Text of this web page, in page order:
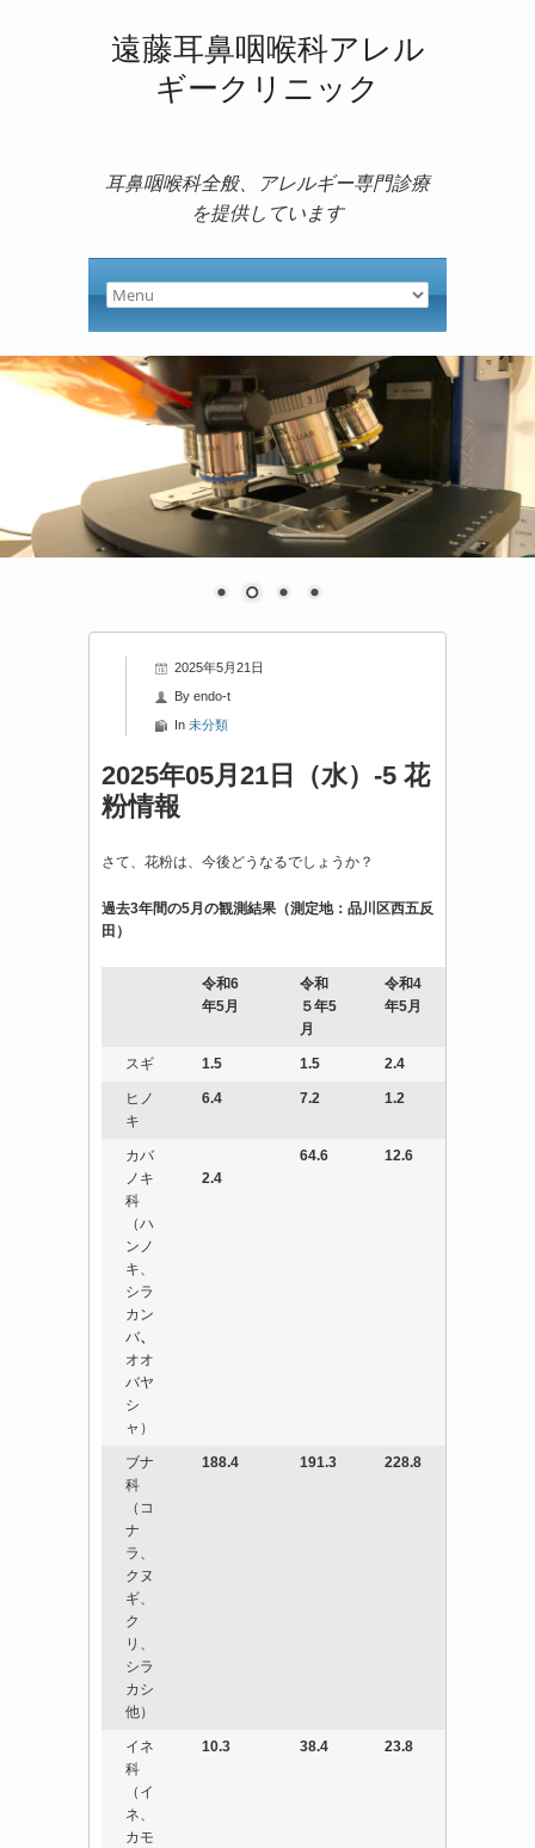
遠藤耳鼻咽喉科アレル
ギークリニック
耳鼻咽喉科全般、アレルギー専門診療
を提供しています
2025年5月21日
By endo-t
In 未分類
2025年05月21日（水）-5 花
粉情報
さて、花粉は、今後どうなるでしょうか？
過去3年間の5月の観測結果（測定地：品川区西五反
田）
令和6
年5月
令和
５年5
月
令和4
年5月
スギ 1.5 1.5 2.4
ヒノ
キ
6.4 7.2 1.2
カバ
ノキ
科
（ハ
ンノ
キ、
シラ
カン
バ、
オオ
バヤ
シ
ャ）
2.4
64.6 12.6
ブナ
科
（コ
ナ
ラ、
クヌ
ギ、
ク
リ、
シラ
カシ
他）
188.4 191.3 228.8
イネ
科
（イ
ネ、
カモ
10.3 38.4 23.8